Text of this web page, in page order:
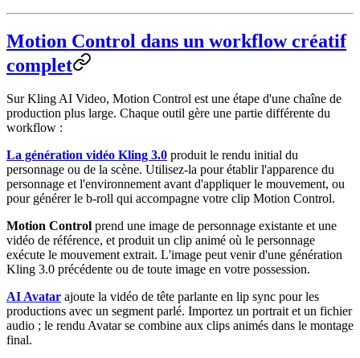
Motion Control dans un workflow créatif
complet
Sur Kling AI Video, Motion Control est une étape d'une chaîne de
production plus large. Chaque outil gère une partie différente du
workflow :
La génération vidéo Kling 3.0 produit le rendu initial du
personnage ou de la scène. Utilisez-la pour établir l'apparence du
personnage et l'environnement avant d'appliquer le mouvement, ou
pour générer le b-roll qui accompagne votre clip Motion Control.
Motion Control prend une image de personnage existante et une
vidéo de référence, et produit un clip animé où le personnage
exécute le mouvement extrait. L'image peut venir d'une génération
Kling 3.0 précédente ou de toute image en votre possession.
AI Avatar ajoute la vidéo de tête parlante en lip sync pour les
productions avec un segment parlé. Importez un portrait et un fichier
audio ; le rendu Avatar se combine aux clips animés dans le montage
final.